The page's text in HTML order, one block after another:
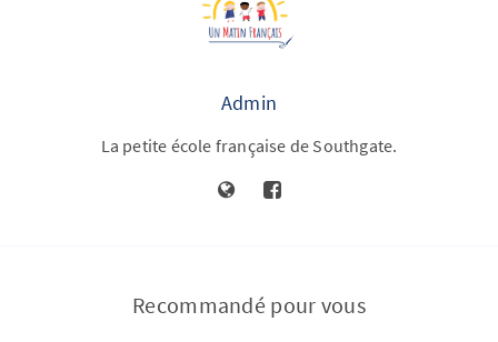
Admin
La petite école française de Southgate.
Recommandé pour vous